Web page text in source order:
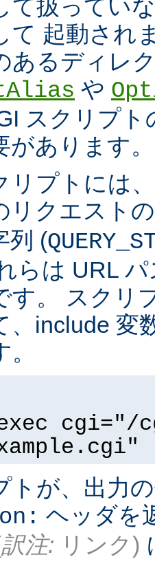
て扱ってい
て 起動され
あるディレ
や
スクリプ
があります。
リプトには
リクエスト
列 (
らは URL
す。 スクリ
、include 変
cgi="/
トが、出力
ヘッダを
訳注: リンク)